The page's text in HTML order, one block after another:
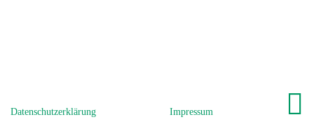
Datenschutzerklärung Impressum